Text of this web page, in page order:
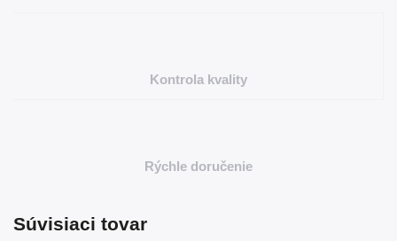
Kontrola kvality
Rýchle doručenie
Súvisiaci tovar